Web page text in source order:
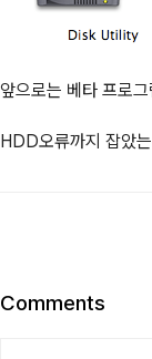
앞으로는 베타 프로
HDD오류까지 잡았
Comments